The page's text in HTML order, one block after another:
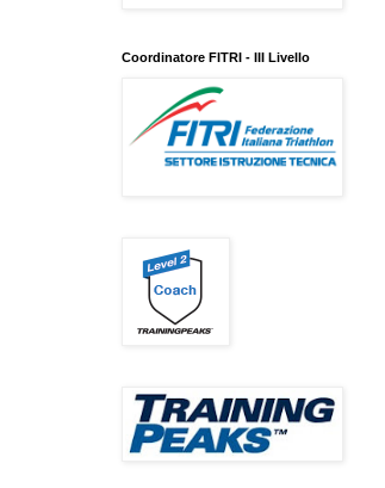
Coordinatore FITRI - III Livello